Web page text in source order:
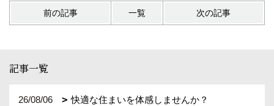
前の記事 一覧 次の記事
記事一覧
26/08/06 快適な住まいを体感しませんか？